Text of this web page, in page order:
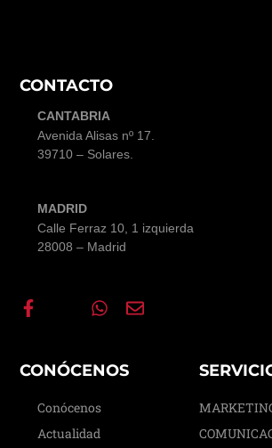
CONÓCENOS
Conócenos
Actualidad
CONTACTO
CANTABRIA
Avenida Alisas nº 17
39710 – Solares.
MADRID
Calle Ferraz 10, 1 izquierda
28008 – Madrid